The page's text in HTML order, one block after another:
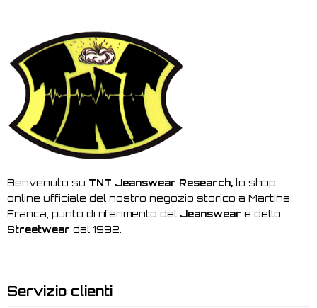
Benvenuto su TNT Jeanswear Research, lo shop
online ufficiale del nostro negozio storico a Martina
Franca, punto di riferimento del Jeanswear e dello
Streetwear dal 1992.
Servizio clienti